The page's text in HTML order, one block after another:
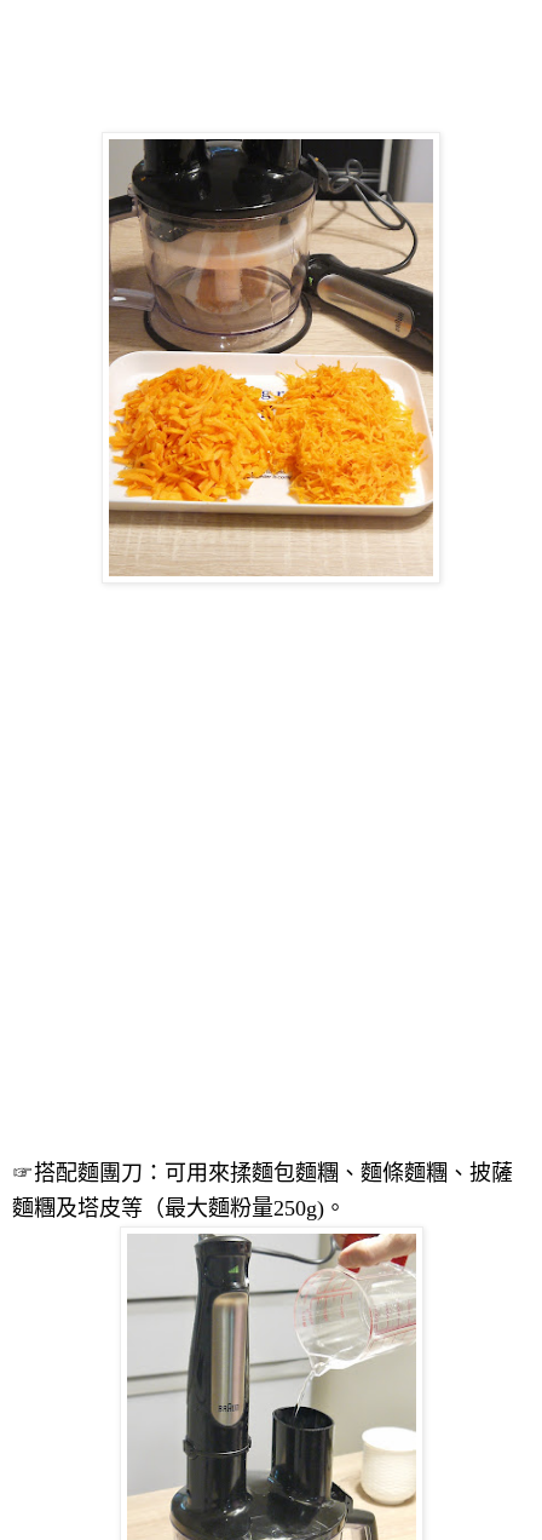
☞搭配麵團刀：可用來揉麵包麵糰、麵條麵糰、披薩
麵糰及塔皮等（最大麵粉量250g) 。